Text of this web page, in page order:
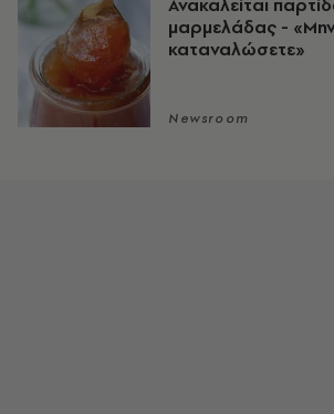
Ανακαλείται
μαρμελάδας -
καταναλώσετε»
Newsroom